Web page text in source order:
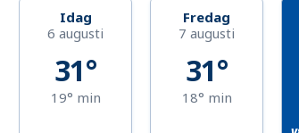
Idag
6 augusti
31°
19° min
Fredag
7 augusti
31°
18° min